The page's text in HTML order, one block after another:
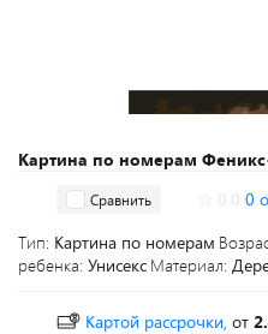
Картина по номерам
Сравнить 0
Тип: Картина по номерам
ребенка: Унисекс Материал:
Картой рассрочки, от